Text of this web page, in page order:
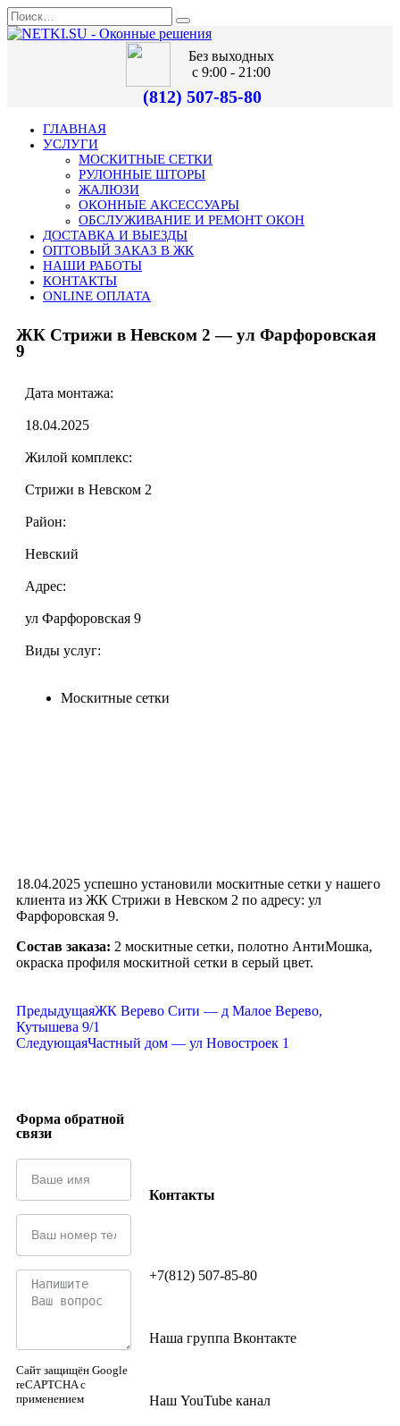
Без выходных
с 9:00 - 21:00
(812) 507-85-80
ГЛАВНАЯ
УСЛУГИ
МОСКИТНЫЕ СЕТКИ
РУЛОННЫЕ ШТОРЫ
ЖАЛЮЗИ
ОКОННЫЕ АКСЕССУАРЫ
ОБСЛУЖИВАНИЕ И РЕМОНТ ОКОН
ДОСТАВКА И ВЫЕЗДЫ
ОПТОВЫЙ ЗАКАЗ В ЖК
НАШИ РАБОТЫ
КОНТАКТЫ
ONLINE ОПЛАТА
ЖК Стрижи в Невском 2 — ул Фарфоровская
9
Дата монтажа:
18.04.2025
Жилой комплекс:
Стрижи в Невском 2
Район:
Невский
Адрес:
ул Фарфоровская 9
Виды услуг:
Москитные сетки
18.04.2025 успешно установили москитные сетки у нашего
клиента из ЖК Стрижи в Невском 2 по адресу: ул
Фарфоровская 9.
Состав заказа: 2 москитные сетки, полотно АнтиМошка,
окраска профиля москитной сетки в серый цвет.
ПредыдущаяЖК Верево Сити — д Малое Верево,
Кутышева 9/1
СледующаяЧастный дом — ул Новостроек 1
Форма обратной
связи
Сайт защищён Google
reCAPTCHA с
применением
Контакты
+7(812) 507-85-80
Наша группа Вконтакте
Наш YouTube канал